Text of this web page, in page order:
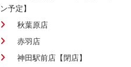
ン予定】
秋葉原店
赤羽店
神田駅前店【閉店】